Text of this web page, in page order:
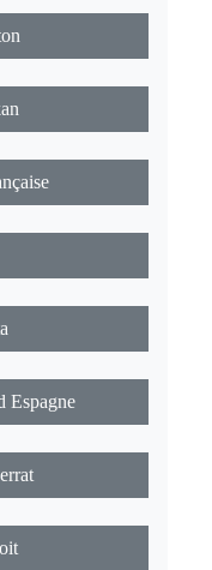
Espagne